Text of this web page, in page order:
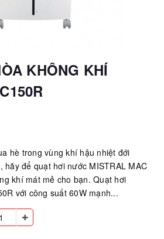
KHÔNG KHÍ
hè trong vùng khí hậu nhiệt đới
hãy để quạt hơi nước MISTRAL MAC
khí mát mẻ cho bạn. Quạt hơi
với công suất 60W mạnh...